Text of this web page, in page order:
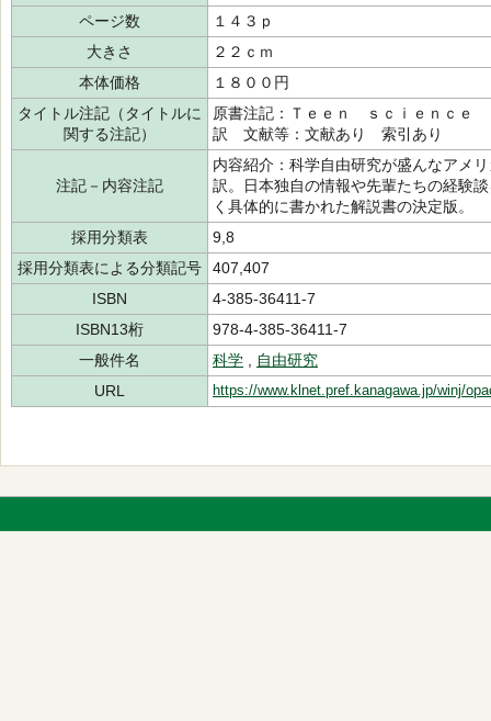
ページ数
１４３ｐ
大きさ
２２ｃｍ
本体価格
１８００円
タイトル注記（タイトルに
関する注記）
原書注記：Ｔｅｅｎ ｓｃｉｅｎｃｅ
訳 文献等：文献あり 索引あり
注記－内容注記
内容紹介：科学自由研究が盛んなアメ
訳。日本独自の情報や先輩たちの経験
く具体的に書かれた解説書の決定版。
採用分類表
9,8
採用分類表による分類記号
407,407
ISBN
4-385-36411-7
ISBN13桁
978-4-385-36411-7
一般件名
科学
自由研究
URL
https://www.klnet.pref.kanagawa.jp/winj/